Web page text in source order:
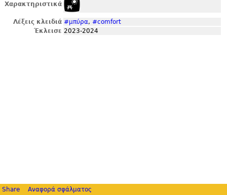
Χαρακτηριστικά
Λέξεις κλειδιά #μπύρα, #comfort
Έκλεισε 2023-2024
Share Αναφορά σφάλματος